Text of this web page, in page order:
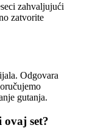
zahvaljujući
zatvorite
Odgovara
gutanja.
set?